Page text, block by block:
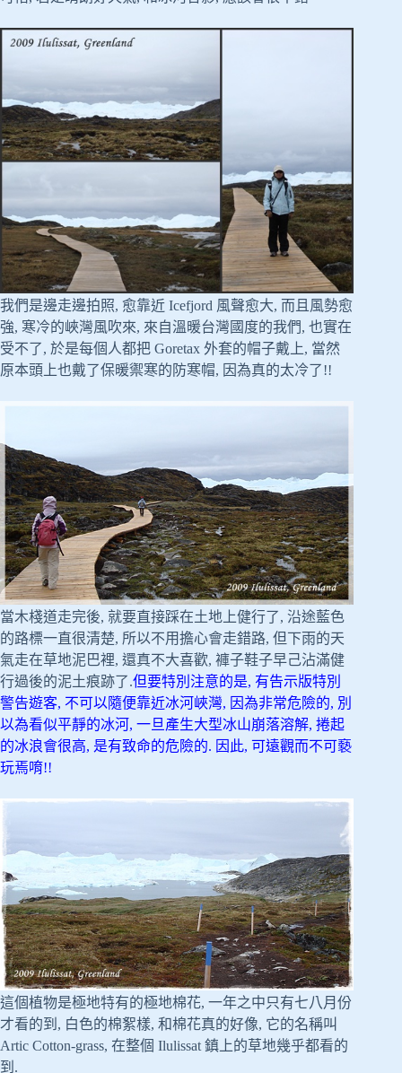
我們是邊走邊拍照, 愈靠近 Icefjord 風聲愈大, 而且風勢愈
強, 寒冷的峽灣風吹來, 來自溫暖台灣國度的我們, 也實在
受不了, 於是每個人都把 Goretax 外套的帽子戴上, 當然
原本頭上也戴了保暖禦寒的防寒帽, 因為真的太冷了!!
當木棧道走完後, 就要直接踩在土地上健行了, 沿途藍色
的路標一直很清楚, 所以不用擔心會走錯路, 但下雨的天
氣走在草地泥巴裡, 還真不大喜歡, 褲子鞋子早己沾滿健
行過後的泥土痕跡了.但要特別注意的是, 有告示版特別
警告遊客, 不可以隨便靠近冰河峽灣, 因為非常危險的, 別
以為看似平靜的冰河, 一旦產生大型冰山崩落溶解, 捲起
的冰浪會很高, 是有致命的危險的. 因此, 可遠觀而不可褻
玩焉唷!!
這個植物是極地特有的極地棉花, 一年之中只有七八月份
才看的到, 白色的棉絮樣, 和棉花真的好像, 它的名稱叫
Artic Cotton-grass, 在整個 Ilulissat 鎮上的草地幾乎都看的
到.